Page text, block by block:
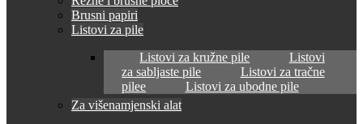
Brusni papiri
Listovi za pile
Listovi za kružne pile
Listovi
za sabljaste pile
Listovi za tračne
pilee
Listovi za ubodne pile
Za višenamjenski alat